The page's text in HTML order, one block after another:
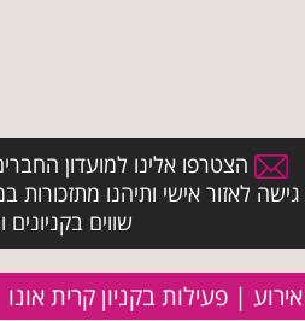
הצטרפו אלינו למועדון
גישה לאזור אישי ותיהנו מתזכורות
שווים בקניונים
אירוע | פעילות בקניון קרית אונו